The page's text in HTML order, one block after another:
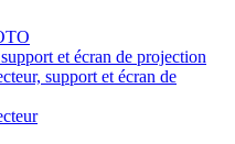
et écran de projection
support et écran de